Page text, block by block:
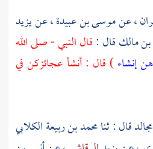
، عنموسى بن عبيدة، عنيزيد
مالكقال :قال النبي - صلى الله
إنشاء) قال : أنشأ عجائزكن في
قال : ثنامحمد بن ربيعة الكلابي